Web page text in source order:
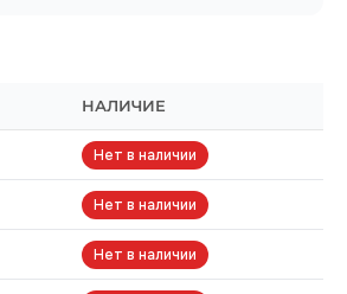
НАЛИЧИЕ
Нет в наличии
Нет в наличии
Нет в наличии